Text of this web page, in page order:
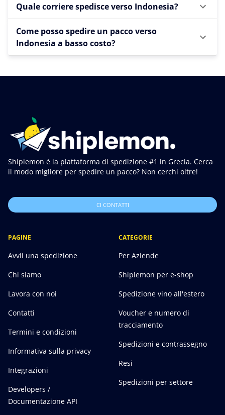
Quale corriere spedisce verso Indonesia?
Come posso spedire un pacco verso
Indonesia a basso costo?
Shiplemon è la piattaforma di spedizione #1 in Grecia. Cerca
il modo migliore per spedire un pacco? Non cerchi oltre!
CI CONTATTI
PAGINE
Avvii una spedizione
Chi siamo
Lavora con noi
Contatti
Termini e condizioni
Informativa sulla privacy
Integrazioni
Developers /
Documentazione API
CATEGORIE
Per Aziende
Shiplemon per e-shop
Spedizione vino all'estero
Voucher e numero di
tracciamento
Spedizioni e contrassegno
Resi
Spedizioni per settore